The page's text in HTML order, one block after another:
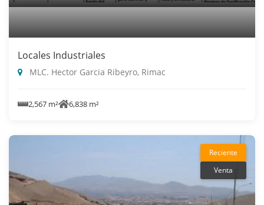
Locales Industriales
MLC. Hector Garcia Ribeyro, Rimac
2,567 m² 6,838 m²
Reciente
Venta